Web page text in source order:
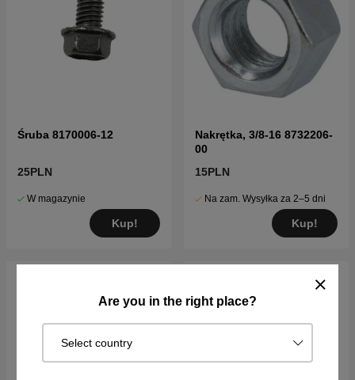
Are you in the right place?
Select country
Śruba 8170006-12
25PLN
W magazynie
Kup!
Nakrętka, 3/8-16 8732206-
00
15PLN
Na zam. Wysyłka za 2–5 dni
Kup!